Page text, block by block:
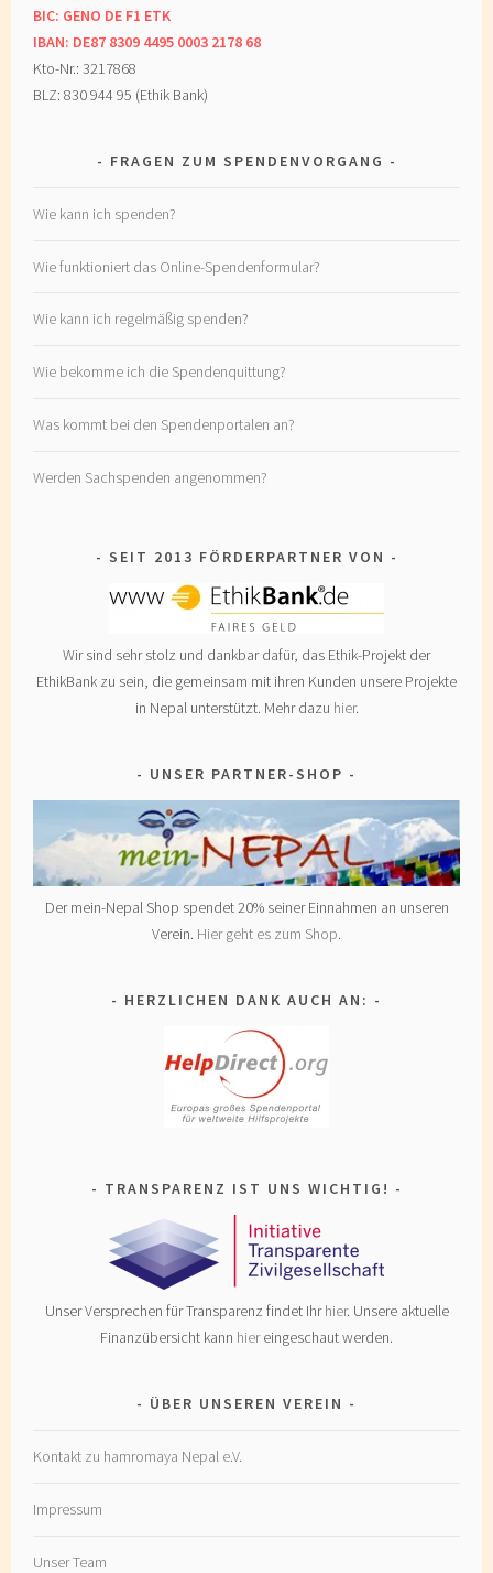
BIC: GENO DE F1 ETK
IBAN: DE87 8309 4495 0003 2178 68
Kto-Nr.: 3217868
BLZ: 830 944 95 (Ethik Bank)
FRAGEN ZUM SPENDENVORGANG
Wie kann ich spenden?
Wie funktioniert das Online-Spendenformular?
Wie kann ich regelmäßig spenden?
Wie bekomme ich die Spendenquittung?
Was kommt bei den Spendenportalen an?
Werden Sachspenden angenommen?
SEIT 2013 FÖRDERPARTNER VON
Wir sind sehr stolz und dankbar dafür, das Ethik-Projekt der
EthikBank zu sein, die gemeinsam mit ihren Kunden unsere Projekte
in Nepal unterstützt. Mehr dazu hier.
UNSER PARTNER-SHOP
Der mein-Nepal Shop spendet 20% seiner Einnahmen an unseren
Verein. Hier geht es zum Shop.
HERZLICHEN DANK AUCH AN:
TRANSPARENZ IST UNS WICHTIG!
Unser Versprechen für Transparenz findet Ihrhier. Unsere aktuelle
Finanzübersicht kann hiereingeschaut werden.
ÜBER UNSEREN VEREIN
Kontakt zu hamromaya Nepal e.V.
Impressum
Unser Team